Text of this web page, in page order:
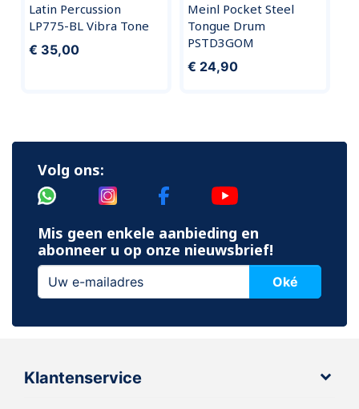
Latin Percussion
LP775-BL Vibra Tone
€ 35,00
Meinl Pocket Steel
Tongue Drum
PSTD3GOM
€ 24,90
Volg ons:
Mis geen enkele aanbieding en
abonneer u op onze nieuwsbrief!
Oké
Klantenservice